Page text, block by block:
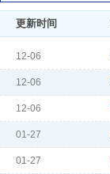
更新时间
12-06
12-06
12-06
01-27
01-27